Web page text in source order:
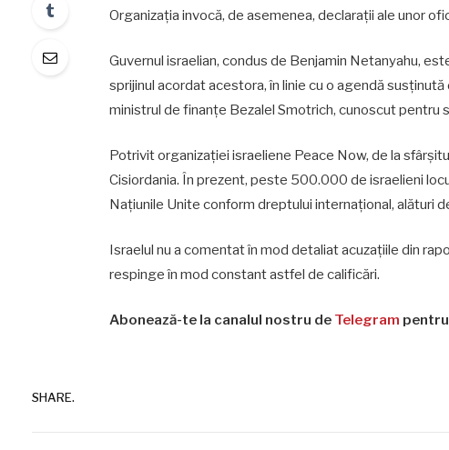
Organizația invocă, de asemenea, declarații ale unor
Guvernul israelian, condus de Benjamin Netanyahu,
sprijinul acordat acestora, în linie cu o agendă
ministrul de finanțe Bezalel Smotrich, cunoscut pentru
Potrivit organizației israeliene Peace Now, de la
Cisiordania. În prezent, peste 500.000 de israelieni
Națiunile Unite conform dreptului internațional, alături
Israelul nu a comentat în mod detaliat acuzațiile din
respinge în mod constant astfel de calificări.
Abonează-te la canalul nostru de Telegram
SHARE.